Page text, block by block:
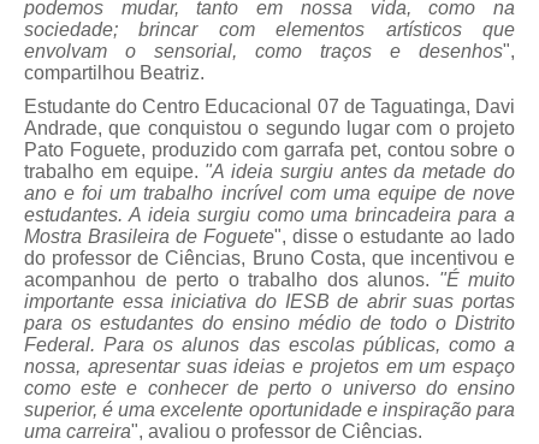
podemos mudar, tanto em nossa vida, como na
sociedade; brincar com elementos artísticos que
envolvam o sensorial, como traços e desenhos",
compartilhou Beatriz.
Estudante do Centro Educacional 07 de Taguatinga, Davi
Andrade, que conquistou o segundo lugar com o projeto
Pato Foguete, produzido com garrafa pet, contou sobre o
trabalho em equipe. "A ideia surgiu antes da metade do
ano e foi um trabalho incrível com uma equipe de nove
estudantes. A ideia surgiu como uma brincadeira para a
Mostra Brasileira de Foguete", disse o estudante ao lado
do professor de Ciências, Bruno Costa, que incentivou e
acompanhou de perto o trabalho dos alunos. "É muito
importante essa iniciativa do IESB de abrir suas portas
para os estudantes do ensino médio de todo o Distrito
Federal. Para os alunos das escolas públicas, como a
nossa, apresentar suas ideias e projetos em um espaço
como este e conhecer de perto o universo do ensino
superior, é uma excelente oportunidade e inspiração para
uma carreira", avaliou o professor de Ciências.